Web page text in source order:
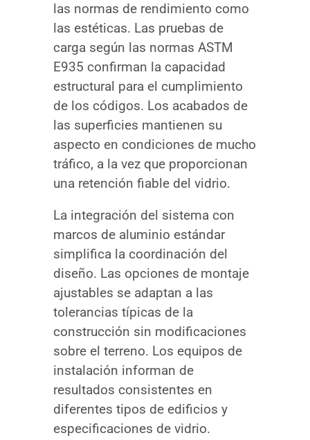
las normas de rendimiento como
las estéticas. Las pruebas de
carga según las normas ASTM
E935 confirman la capacidad
estructural para el cumplimiento
de los códigos. Los acabados de
las superficies mantienen su
aspecto en condiciones de mucho
tráfico, a la vez que proporcionan
una retención fiable del vidrio.
La integración del sistema con
marcos de aluminio estándar
simplifica la coordinación del
diseño. Las opciones de montaje
ajustables se adaptan a las
tolerancias típicas de la
construcción sin modificaciones
sobre el terreno. Los equipos de
instalación informan de
resultados consistentes en
diferentes tipos de edificios y
especificaciones de vidrio.